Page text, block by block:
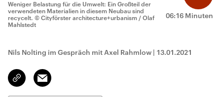
06:16 Minuten
Weniger Belastung für die Umwelt: Ein Großteil der
verwendeten Materialien in diesem Neubau sind
recycelt. © Cityförster architecture+urbanism / Olaf
Mahlstedt
Nils Nolting im Gespräch mit Axel Rahmlow | 13.01.2021
Link
kopieren/teilen
Email